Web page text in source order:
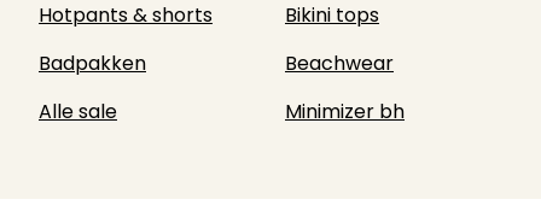
Hotpants & shorts
Bikini tops
Badpakken
Beachwear
Alle sale
Minimizer bh